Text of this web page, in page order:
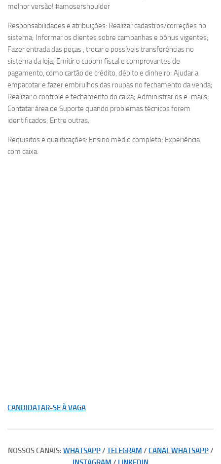
melhor versão! #amosershoulder
Responsabilidades e atribuições: Realizar cadastros/correções no
sistema; Informar os clientes sobre campanhas e bônus vigentes;
Fazer entrada das peças , trocar e possíveis transferências no
sistema da loja; Emitir o cupom fiscal e comprovantes de
pagamento, como cartão de crédito, débito e dinheiro; Ajudar a
empacotar e fazer embrulhos das roupas no fechamento da venda;
Realizar o controle e fechamento do caixa; Administrar os e-mails;
Contatar área de Suporte quando problemas técnicos forem
identificados; Entre outras.
Requisitos e qualificações: Ensino médio completo; Experiência
com caixa.
CANDIDATAR-SE À VAGA
NOSSOS CANAIS: WHATSAPP/ TELEGRAM / CANAL WHATSAPP/